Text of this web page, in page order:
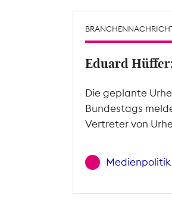
Eduard
Die geplante
Bundestags
Vertreter von
Medienpolitik